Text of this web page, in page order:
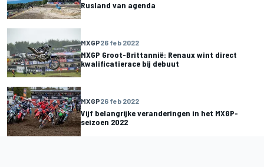
Rusland van agenda
MXGP26 feb 2022
MXGP Groot-Brittannië: Renaux wint direct
kwalificatierace bij debuut
MXGP26 feb 2022
Vijf belangrijke veranderingen in het MXGP-
seizoen 2022